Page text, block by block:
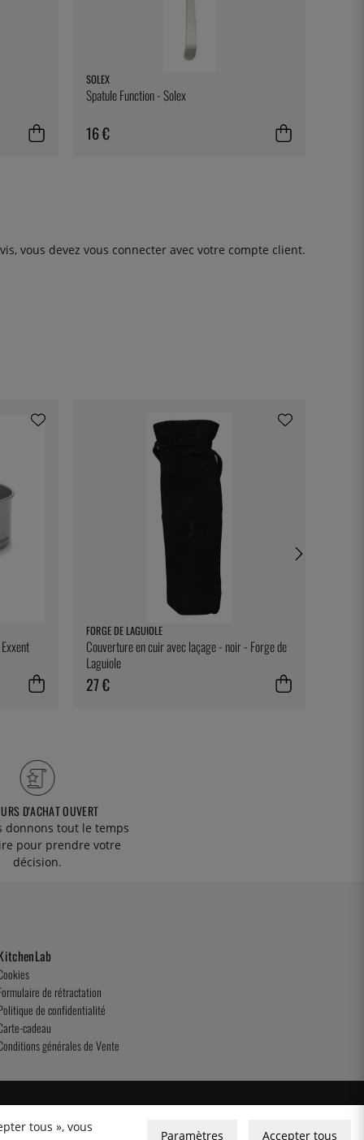
SOLEX
Spatule Function - Solex
16 €
vous devez vous connecter avec votre compte client.
FORGE DE LAGUIOLE
Couverture en cuir avec laçage - noir - Forge de
Laguiole
27 €
D'ACHAT OUVERT
donnons tout le temps
pour prendre votre
décision.
de rétractation
de confidentialité
cadeau
générales de Vente
tous », vous
Paramètres Accepter tous